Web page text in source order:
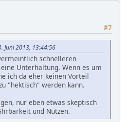
#7
Juni 2013, 13:44:56
schnelleren
Unterhaltung. Wenn es um
ich da eher keinen Vorteil
"hektisch" werden kann.
nur eben etwas skeptisch
und Nutzen.